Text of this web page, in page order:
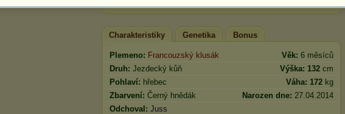
Charakteristiky Genetika Bonus
Plemeno: Francouzský klusák Věk: 6 měsíců
Druh: Jezdecký kůň Výška: 132 cm
Pohlaví: hřebec Váha: 172 kg
Zbarvení: Černý hnědák Narozen dne: 27.04.2014
Odchoval: Juss